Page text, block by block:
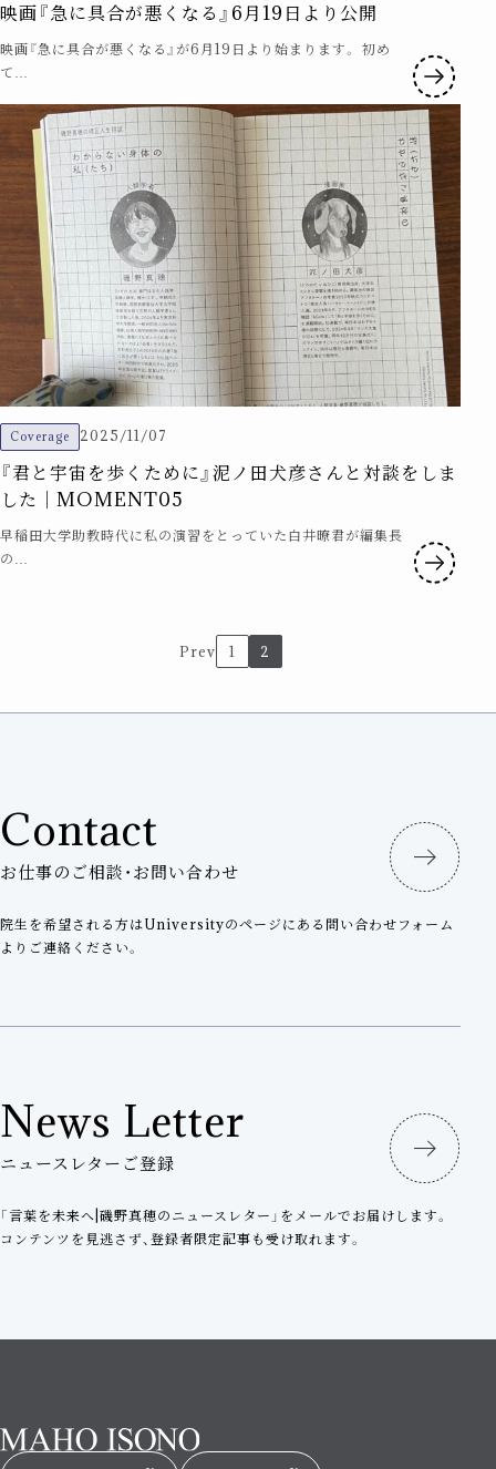
映画『急に具合が悪くなる』6月19日より公開
映画『急に具合が悪くなる』が6月19日より始まります。 初め
て…
Coverage 2025/11/07
『君と宇宙を歩くために』泥ノ田犬彦さんと対談をしま
した｜MOMENT05
早稲田大学助教時代に私の演習をとっていた白井暸君が編集長
の…
ー
ジ
送
り
Prev 1 2
Contact
お仕事のご相談・お問い合わせ
院生を希望される方はUniversityのページにある問い合わせフォーム
よりご連絡ください。
News Letter
ニュースレターご登録
「言葉を未来へ|磯野真穂のニュースレター」をメールでお届けします。
コンテンツを見逃さず、登録者限定記事も受け取れます。